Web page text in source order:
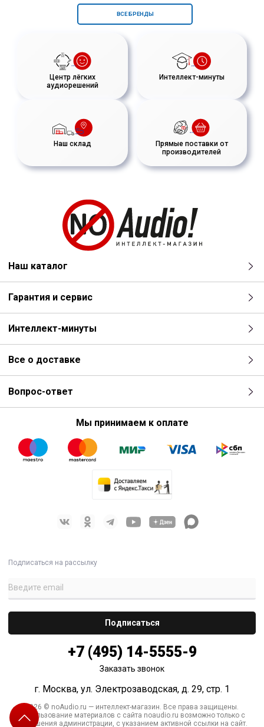
ВСЕ БРЕНДЫ
Центр лёгких
аудиорешений
Интеллект-минуты
Наш склад
Прямые поставки от
производителей
Наш каталог
Гарантия и сервис
Интеллект-минуты
Все о доставке
Вопрос-ответ
Мы принимаем к оплате
Подписаться на рассылку
+7 (495) 14-5555-9
Заказать звонок
г. Москва, ул. Электрозаводская, д. 29, стр. 1
2026 © noAudio.ru — интеллект-магазин. Все права защищены.
Использование материалов с сайта noaudio.ru возможно только с
разрешения администрации, с указанием активной ссылки на сайт.